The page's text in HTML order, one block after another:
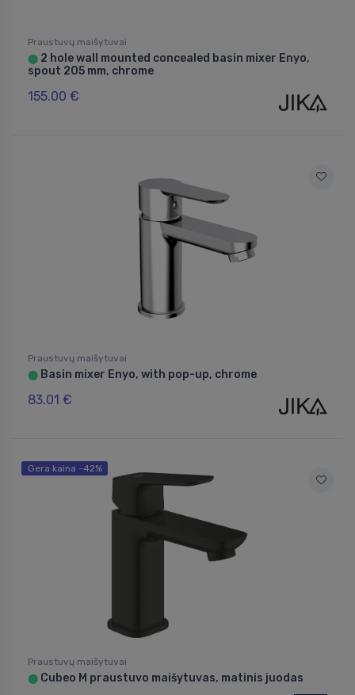
Praustuvų maišytuvai
⬤ 2 hole wall mounted concealed basin mixer Enyo,
spout 205 mm, chrome
155.00 €
Praustuvų maišytuvai
⬤ Basin mixer Enyo, with pop-up, chrome
83.01 €
Gera kaina -42%
Praustuvų maišytuvai
⬤ Cubeo M praustuvo maišytuvas, matinis juodas